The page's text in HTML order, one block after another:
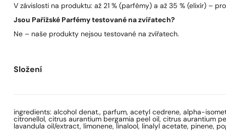
V závislosti na produktu: až 21 % (parfémy) a až 35 % (elixír) –
Jsou Pařížské Parfémy testované na zvířatech?
Ne – naše produkty nejsou testované na zvířatech.
Složení
ingredients: alcohol denat., parfum, acetyl cedrene, alpha-
citronellol, citrus aurantium bergamia peel oil, citrus aurantium
lavandula oil/extract, limonene, linalool, linalyl acetate, pinene,